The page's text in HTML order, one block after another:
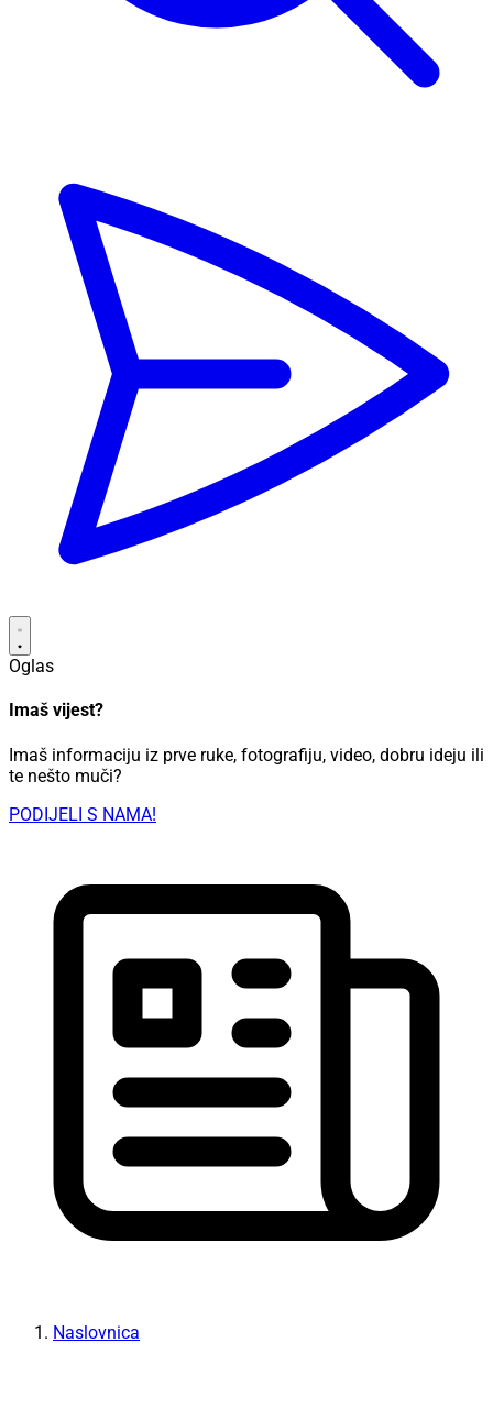
Oglas
Imaš vijest?
Imaš informaciju iz prve ruke, fotografiju, video, dobru ideju ili
te nešto muči?
PODIJELI S NAMA!
Naslovnica